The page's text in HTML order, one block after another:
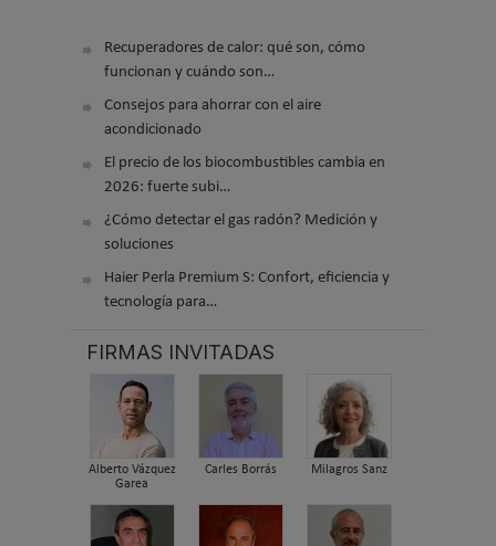
Recuperadores de calor: qué son, cómo
funcionan y cuándo son…
Consejos para ahorrar con el aire
acondicionado
El precio de los biocombustibles cambia en
2026: fuerte subi…
¿Cómo detectar el gas radón? Medición y
soluciones
Haier Perla Premium S: Confort, eficiencia y
tecnología para…
FIRMAS INVITADAS
Alberto Vázquez
Garea
Carles Borrás Milagros Sanz